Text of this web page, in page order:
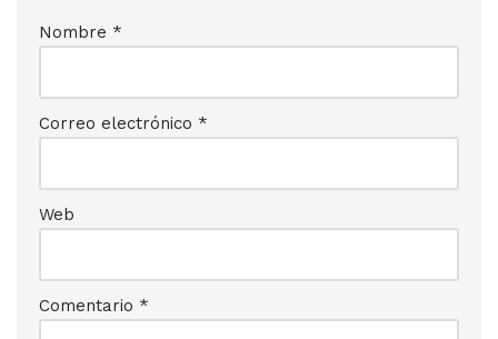
Nombre *
Correo electrónico *
Web
Comentario *